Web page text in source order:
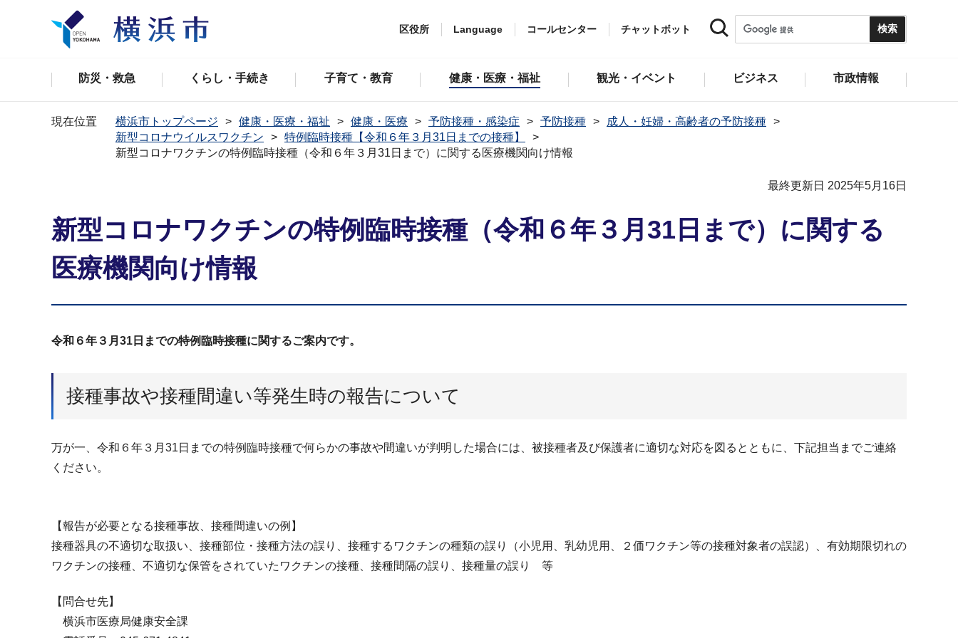
区役所 Language コールセンター チャットボット
防災・救急 くらし・手続き 子育て・教育 健康・医療・福祉 観光・イベント ビジネス 市政情報
現在位置 横浜市トップページ 健康・医療・福祉 健康・医療 予防接種・感染症 予防接種
成人・妊婦・高齢者の予防接種
新型コロナウイルスワクチン
特例臨時接種【令和６年３月31日までの接種】
新型コロナワクチンの特例臨時接種（令和６年３月31日まで）に関する医療機関向け情報
最終更新日 2025年5月16日
新型コロナワクチンの特例臨時接種（令和６年３月31日まで）に関する
医療機関向け情報
令和６年３月31日までの特例臨時接種に関するご案内です。
接種事故や接種間違い等発生時の報告について
万が一、令和６年３月31日までの特例臨時接種で何らかの事故や間違いが判明した場合には、被接種者及び保護者に適切な対応を図るとともに、下記担当までご連絡
ください。
【報告が必要となる接種事故、接種間違いの例】
接種器具の不適切な取扱い、接種部位・接種方法の誤り、接種するワクチンの種類の誤り（小児用、乳幼児用、２価ワクチン等の接種対象者の誤認）、有効期限切れの
ワクチンの接種、不適切な保管をされていたワクチンの接種、接種間隔の誤り、接種量の誤り 等
【問合せ先】
横浜市医療局健康安全課